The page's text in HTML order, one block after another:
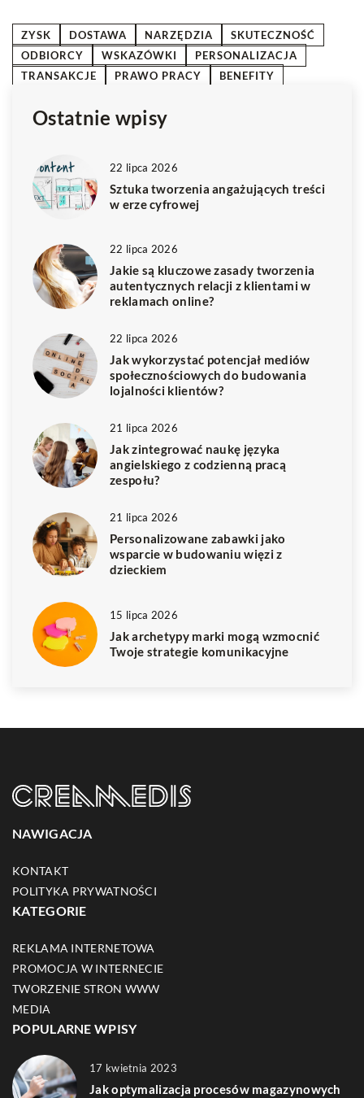
ZYSK DOSTAWA NARZĘDZIA
SKUTECZNOŚĆ
ODBIORCY
WSKAZÓWKI
PERSONALIZACJA
TRANSAKCJE
PRAWO PRACY BENEFITY
Ostatnie wpisy
22 lipca 2026
Sztuka tworzenia angażujących treści
w erze cyfrowej
22 lipca 2026
Jakie są kluczowe zasady tworzenia
autentycznych relacji z klientami w
reklamach online?
22 lipca 2026
Jak wykorzystać potencjał mediów
społecznościowych do budowania
lojalności klientów?
21 lipca 2026
Jak zintegrować naukę języka
angielskiego z codzienną pracą
zespołu?
21 lipca 2026
Personalizowane zabawki jako
wsparcie w budowaniu więzi z
dzieckiem
15 lipca 2026
Jak archetypy marki mogą wzmocnić
Twoje strategie komunikacyjne
NAWIGACJA
KONTAKT
POLITYKA PRYWATNOŚCI
KATEGORIE
REKLAMA INTERNETOWA
PROMOCJA W INTERNECIE
TWORZENIE STRON WWW
MEDIA
POPULARNE WPISY
17 kwietnia 2023
Jak optymalizacja procesów magazynowych